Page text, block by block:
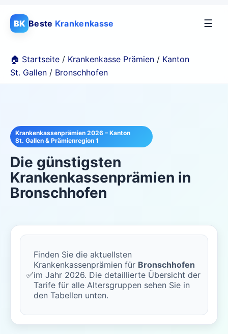
BK Beste Krankenkasse ☰
🏠 Startseite / Krankenkasse Prämien / Kanton
St. Gallen / Bronschhofen
Krankenkassenprämien 2026 – Kanton
St. Gallen & Prämienregion 1
Die günstigsten
Krankenkassenprämien in
Bronschhofen
✅
Finden Sie die aktuellsten
Krankenkassenprämien für Bronschhofen
im Jahr 2026. Die detaillierte Übersicht der
Tarife für alle Altersgruppen sehen Sie in
den Tabellen unten.